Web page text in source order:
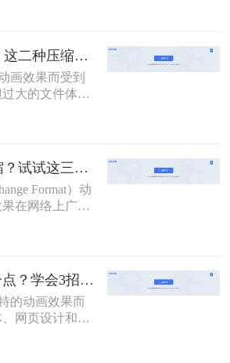
户体验。那么
，帮助用户轻
gif怎么压缩大小？这二种压缩方法了解一下！
画效果而受到
大的文件体积
上的不便。因
成为了一个常
动图大小的
gif太大了怎么压缩？试试这三种高效压缩方法！
Format）动
在网络上广泛
积往往会影响
因此，对GIF
文将介绍三种
法。
动图怎么压缩小一点？学会3招搞定压缩gif！
的动画效果而
网页设计和广
动图文件过大
占用存储空间